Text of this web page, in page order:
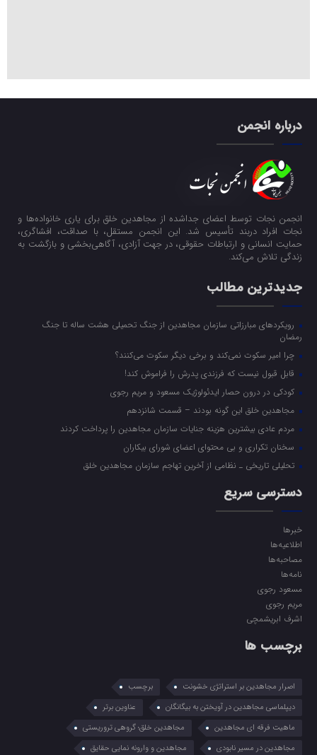
درباره انجمن
انجمن نجات توسط اعضای جداشده از مجاهدین خلق برای یاری خانواده‌ها و
نجات افراد دربند تأسیس شد. این انجمن مستقل، با صداقت، افشاگری،
حمایت انسانی و ارتباطات حقوقی، در جهت آزادی، آگاهی‌بخشی و بازگشت به
زندگی تلاش می‌کند.
جدیدترین مطالب
رویکرد‌های مبارزاتی سازمان مجاهدین از جنگ تحمیلی هشت ساله تا جنگ
رمضان
چرا امیر سکوت نمی‌کند و برخی دیگر سکوت می‌کنند؟
قابل قبول نیست که فرزندی پدرش را فراموش کند!
کودکی در درون حصار ایدئولوژیک مسعود و مریم رجوی
مجاهدین خلق این گونه بودند – قسمت شانزدهم
مردم عادی بیشترین هزینه جنایات سازمان مجاهدین را پرداخت کردند
سخنان تکراری و بی محتوای اعضای شورای بیکاران
تحلیلی تاریخی ـ نظامی از آخرین تهاجم سازمان مجاهدین خلق
دسترسی سریع
خبرها
اطلاعیه‌ها
مصاحبه‌ها
نامه‌ها
مسعود رجوی
مریم رجوی
اشرف ابریشمچی
برچسب ها
اصرار مجاهدین بر استراتژی خشونت
برچسب
دیپلماسی مجاهدین در آویختن به بیگانگان
عناوین برتر
ماهیت فرقه ای مجاهدین
مجاهدین خلق؛ گروهی تروریستی
مجاهدین در مسیر نابودی
مجاهدین و وارونه نمایی حقایق